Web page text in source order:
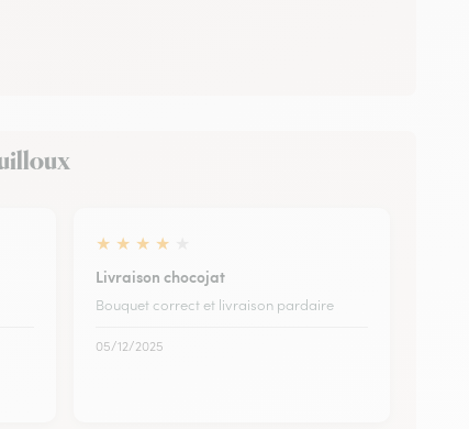
★ ★ ★ ★
Livraison chocojat
Bouquet correct et livraison pardaire
05/12/2025